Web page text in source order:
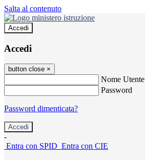
Salta al contenuto
Accedi
Accedi
button close ×
Nome Utente
Password
Password dimenticata?
-
Entra con SPID Entra con CIE